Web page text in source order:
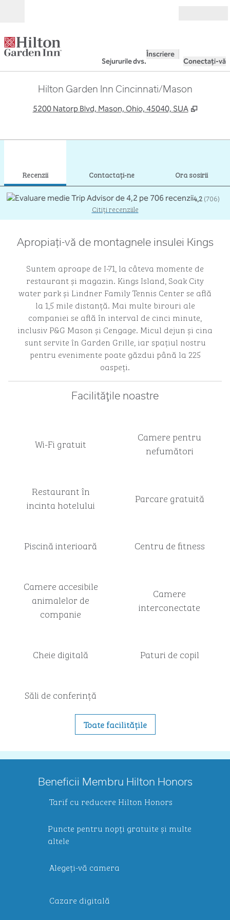
Sejururile dvs.
Înscriere
Conectați-vă
Hilton Garden Inn Cincinnati/Mason
5200 Natorp Blvd, Mason, Ohio, 45040, SUA ,
Recenzii Contactaţi-ne Ora sosirii
4,2 (706)
Citiți recenziile
Apropiați-vă de montagnele insulei Kings
Suntem aproape de I-71, la câteva momente de
restaurant și magazin. Kings Island, Soak City
water park și Lindner Family Tennis Center se află
la 1,5 mile distanță. Mai multe birouri ale
companiei se află în interval de cinci minute,
inclusiv P&G Mason și Cengage. Micul dejun și cina
sunt servite în Garden Grille, iar spațiul nostru
pentru evenimente poate găzdui până la 225
oaspeți.
Facilităţile noastre
Wi-Fi gratuit
Camere pentru
nefumători
Restaurant în
incinta hotelului
Parcare gratuită
Piscină interioară Centru de fitness
Camere accesibile
animalelor de
companie
Camere
interconectate
Cheie digitală Paturi de copil
Săli de conferință
Toate facilitățile
Beneficii Membru Hilton Honors
Tarif cu reducere Hilton Honors
Puncte pentru nopți gratuite și multe
altele
Alegeți-vă camera
Cazare digitală